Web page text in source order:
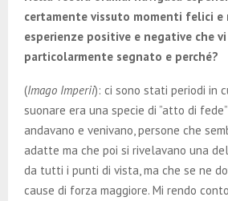
certamente vissuto momenti felici
esperienze positive e negative che
particolarmente segnato e perché?
(Imago Imperii): ci sono stati periodi in
suonare era una specie di ”atto di
andavano e venivano, persone che
adatte ma che poi si rivelavano una
da tutti i punti di vista, ma che se ne
cause di forza maggiore. Mi rendo